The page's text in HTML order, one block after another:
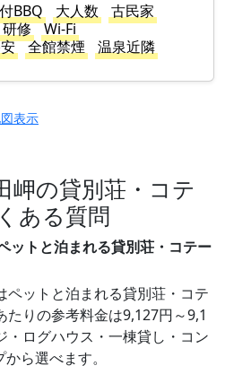
BBQ 大人数
古民家
修
Wi-Fi
全館禁煙
温泉近隣
表示
岬の貸別荘・コテ
ある質問
ットと泊まれる貸別荘・コテー
ペットと泊まれる貸別荘・コテ
りの参考料金は9,127円～9,1
・ログハウス・一棟貸し・コン
ら選べます。